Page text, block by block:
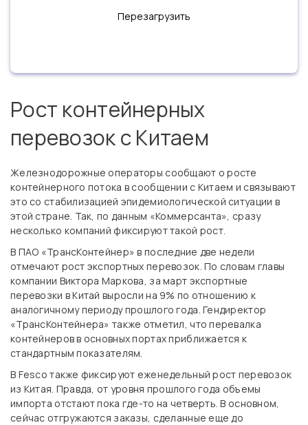
Перезагрузить
Рост контейнерных
перевозок с Китаем
Железнодорожные операторы сообщают о росте
контейнерного потока в сообщении с Китаем и связывают
это со стабилизацией эпидемиологической ситуации в
этой стране. Так, по данным «Коммерсанта», сразу
несколько компаний фиксируют такой рост.
В ПАО «ТрансКонтейнер» в последние две недели
отмечают рост экспортных перевозок. По словам главы
компании Виктора Маркова, за март экспортные
перевозки в Китай выросли на 9% по отношению к
аналогичному периоду прошлого года. Гендиректор
«ТрансКонтейнера» также отметил, что перевалка
контейнеров в основных портах приближается к
стандартным показателям.
В Fesco также фиксируют еженедельный рост перевозок
из Китая. Правда, от уровня прошлого года объемы
импорта отстают пока где-то на четверть. В основном,
сейчас отгружаются заказы, сделанные еще до